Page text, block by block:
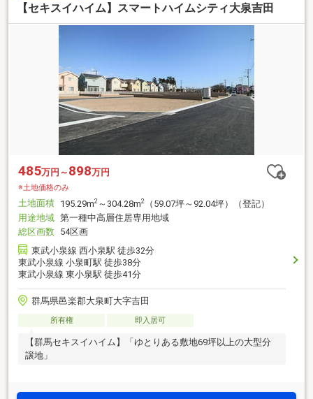
【セキスイハイム】スマートハイムシティ大泉吉田
485万円～ 898万円
※土地価格のみ
土地面積 195.29m2 ～304.28m2
（59.07坪～92.04坪）（登記）
用途地域 第一種中高層住居専用地域
総区画数 54区画
東武小泉線 西小泉駅 徒歩32分
東武小泉線 小泉町駅 徒歩38分
東武小泉線 東小泉駅 徒歩41分
群馬県邑楽郡大泉町大字吉田
所有権 即入居可
【群馬セキスイハイム】「ゆとりある敷地69坪以上の大型分
譲地」